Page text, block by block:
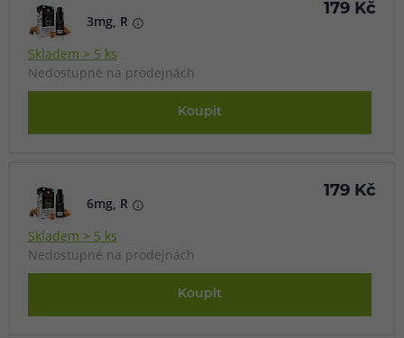
3mg, R
Skladem > 5 ks
Nedostupné na prodejnách
179 Kč
Koupit
6mg, R
Skladem > 5 ks
Nedostupné na prodejnách
179 Kč
Koupit